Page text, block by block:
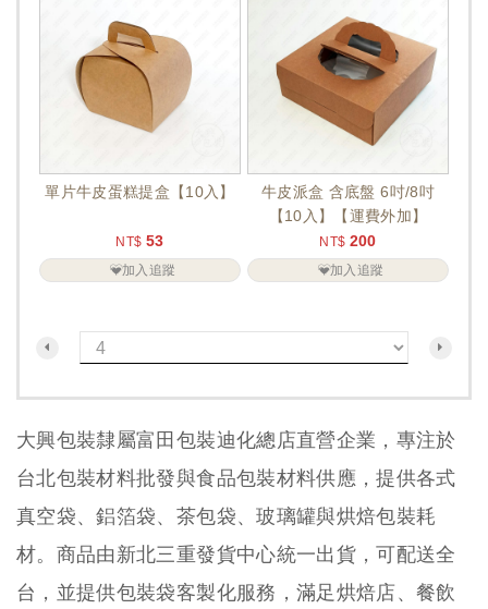
單片牛皮蛋糕提盒【10入】
NT$ 53
加入追蹤
牛皮派盒 含底盤 6吋/8吋
【10入】【運費外加】
NT$ 200
加入追蹤
大興包裝隸屬富田包裝迪化總店直營企業，專注於
台北包裝材料批發與食品包裝材料供應，提供各式
真空袋、鋁箔袋、茶包袋、玻璃罐與烘焙包裝耗
材。商品由新北三重發貨中心統一出貨，可配送全
台，並提供包裝袋客製化服務，滿足烘焙店、餐飲